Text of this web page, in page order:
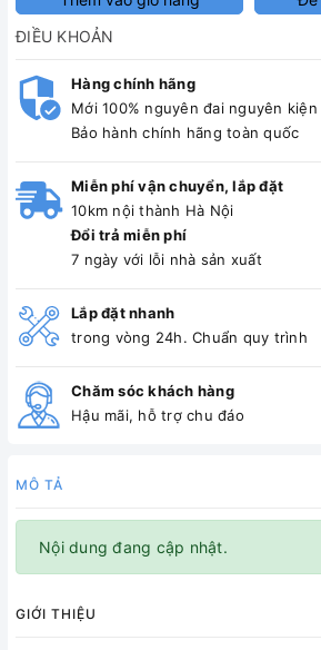
ĐIỀU KHOẢN
Hàng chính hãng
Mới 100% nguyên đai nguyên kiện
Bảo hành chính hãng toàn quốc
Miễn phí vận chuyển, lắp đặt
10km nội thành Hà Nội
Đổi trả miễn phí
7 ngày với lỗi nhà sản xuất
Lắp đặt nhanh
trong vòng 24h. Chuẩn quy trình
Chăm sóc khách hàng
Hậu mãi, hỗ trợ chu đáo
MÔ TẢ
Nội dung đang cập nhật.
GIỚI THIỆU